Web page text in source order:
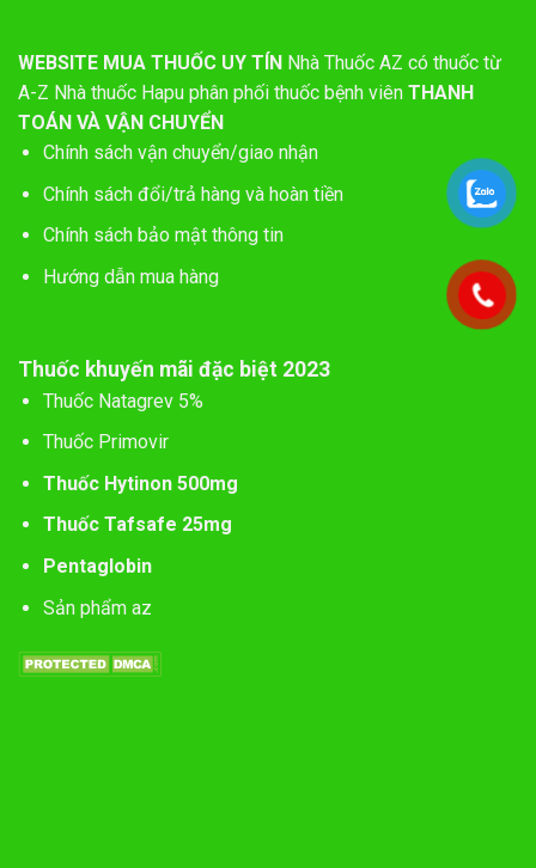
WEBSITE MUA THUỐC UY TÍN Nhà Thuốc AZ có thuốc từ
A-Z Nhà thuốc Hapu phân phối thuốc bệnh viên THANH
TOÁN VÀ VẬN CHUYỂN
Chính sách vận chuyển/giao nhận
Chính sách đổi/trả hàng và hoàn tiền
Chính sách bảo mật thông tin
Hướng dẫn mua hàng
Thuốc khuyến mãi đặc biệt 2023
Thuốc Natagrev 5%
Thuốc Primovir
Thuốc Hytinon 500mg
Thuốc Tafsafe 25mg
Pentaglobin
Sản phẩm az